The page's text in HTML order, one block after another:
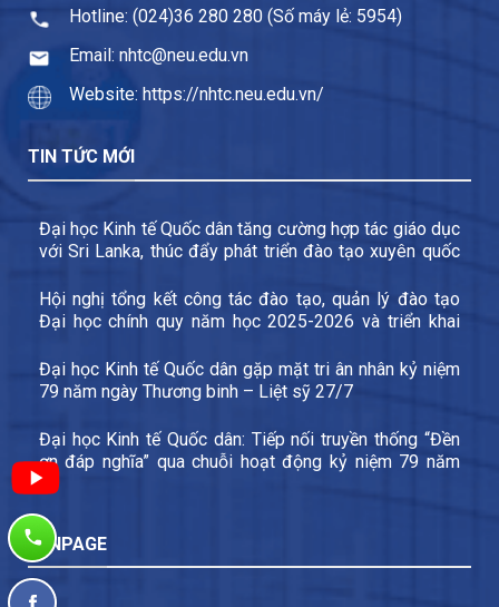
Hotline: (024)36 280 280 (Số máy lẻ: 5954)
Email: nhtc@neu.edu.vn
Website: https://nhtc.neu.edu.vn/
TIN TỨC MỚI
Đại học Kinh tế Quốc dân tăng cường hợp tác giáo dục
với Sri Lanka, thúc đẩy phát triển đào tạo xuyên quốc
Hội nghị tổng kết công tác đào tạo, quản lý đào tạo
Đại học chính quy năm học 2025-2026 và triển khai
Đại học Kinh tế Quốc dân gặp mặt tri ân nhân kỷ niệm
79 năm ngày Thương binh – Liệt sỹ 27/7
Đại học Kinh tế Quốc dân: Tiếp nối truyền thống “Đền
ơn đáp nghĩa” qua chuỗi hoạt động kỷ niệm 79 năm
Ngày Thương binh – Liệt sĩ
FANPAGE